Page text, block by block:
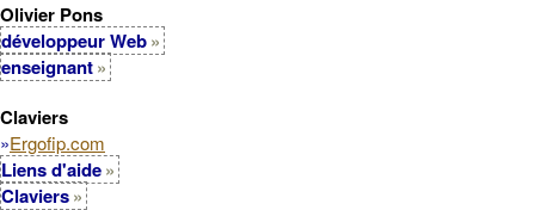
Olivier Pons
développeur Web
enseignant
Claviers
»Ergofip.com
Liens d'aide
Claviers